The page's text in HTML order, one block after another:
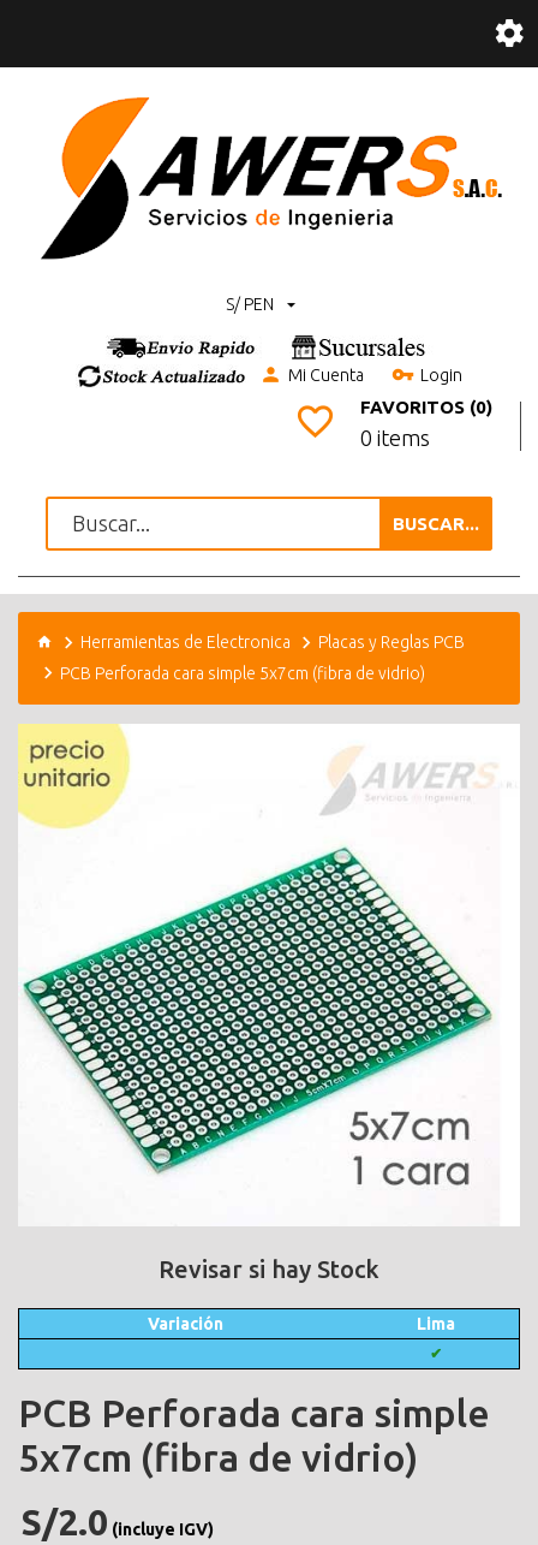
S/ PEN
Mi Cuenta Login
FAVORITOS (0)
0 items
BUSCAR...
Herramientas de Electronica
Placas y Reglas PCB
PCB Perforada cara simple 5x7cm (fibra de vidrio)
Revisar si hay Stock
Variación Lima
✔
PCB Perforada cara simple
5x7cm (fibra de vidrio)
S/2.0 (incluye IGV)